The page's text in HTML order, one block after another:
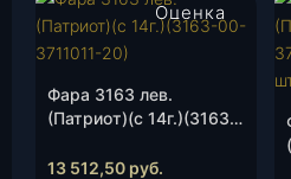
Фара 3163 лев.
(Патриот)(с 14г.)(3163-
20/2308.3775-11), шт.
Оценка
4.50из 5
13 512,50 руб.